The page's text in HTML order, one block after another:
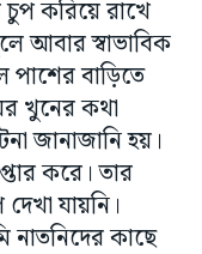
করিয়ে রাখে
আবার স্বাভাবিক
বাড়িতে
খুনের কথা
জানাজানি হয়।
করে। তার
যায়নি।
নাতনিদের কাছে